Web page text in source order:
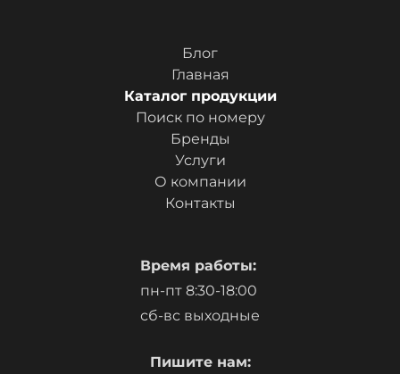
Блог
Главная
Каталог продукции
Поиск по номеру
Бренды
Услуги
О компании
Контакты
Время работы:
пн-пт 8:30-18:00
сб-вс выходные
Пишите нам: